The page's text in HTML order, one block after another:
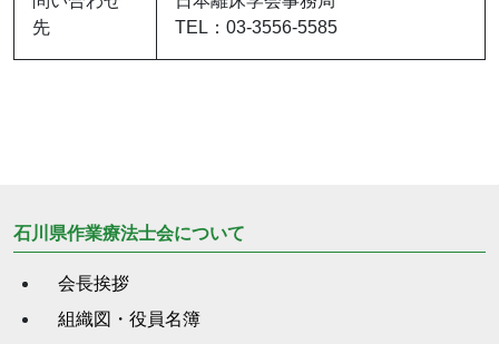
先
TEL：03-3556-5585
石川県作業療法士会について
会長挨拶
組織図・役員名簿